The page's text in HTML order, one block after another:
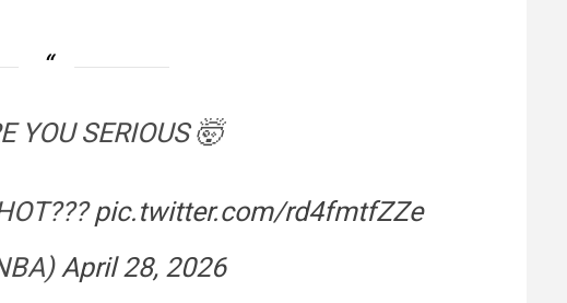
YOU SERIOUS 🤯
pic.twitter.com/rd4fmtfZZe
April 28, 2026